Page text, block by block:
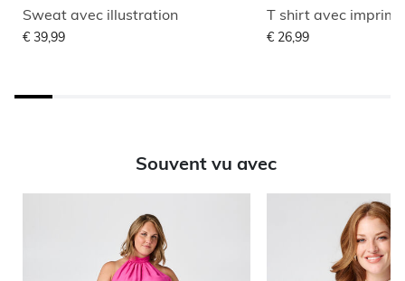
Sweat avec illustration
€ 39,99
T shirt avec imprimé
€ 26,99
Souvent vu avec